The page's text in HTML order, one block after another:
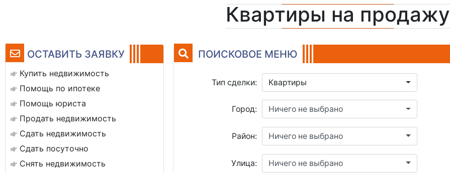
Квартиры на продажу
ОСТАВИТЬ ЗАЯВКУ
Купить недвижимость
Помощь по ипотеке
Помощь юриста
Продать недвижимость
Сдать недвижимость
Сдать посуточно
Снять недвижимость
ПОИСКОВОЕ МЕНЮ
Тип сделки: Квартиры
Город: Ничего не выбрано
Район: Ничего не выбрано
Улица: Ничего не выбрано